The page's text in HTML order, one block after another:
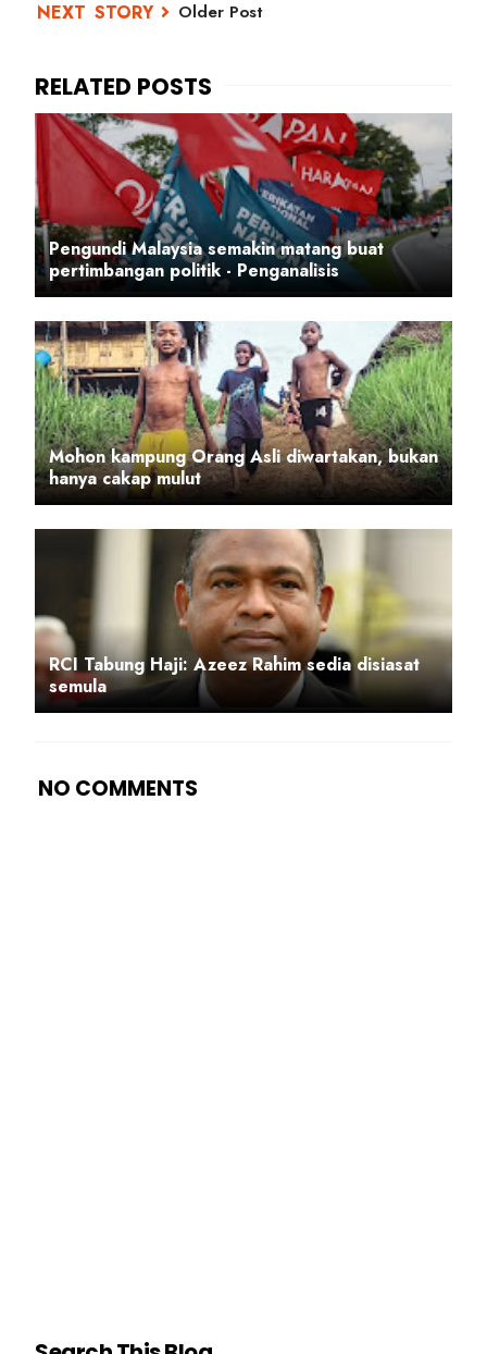
Older Post
Pengundi Malaysia semakin matang buat
pertimbangan politik - Penganalisis
Mohon kampung Orang Asli diwartakan, bukan
hanya cakap mulut
RCI Tabung Haji: Azeez Rahim sedia disiasat
semula
NO COMMENTS